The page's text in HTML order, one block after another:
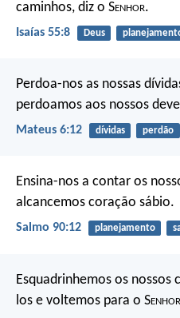
caminhos, diz o Senhor.
Isaías 55:8 Deus
Perdoa-nos as nossas
perdoamos aos nossos
Mateus 6:12 dívidas perdão
Ensina-nos a contar os
alcancemos coração sábio.
Salmo 90:12 planejamento
Esquadrinhemos os nossos
los e voltemos para o Senhor